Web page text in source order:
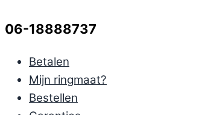
06-18888737
Betalen
Mijn ringmaat?
Bestellen